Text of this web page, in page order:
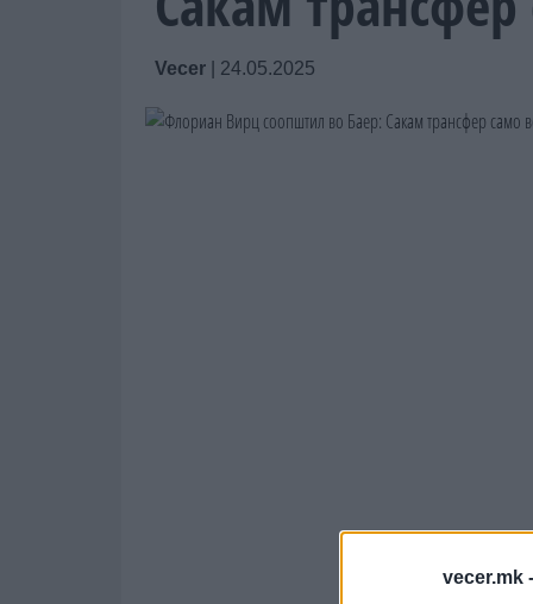
vecer.mk -
Vecer 24.05.2025